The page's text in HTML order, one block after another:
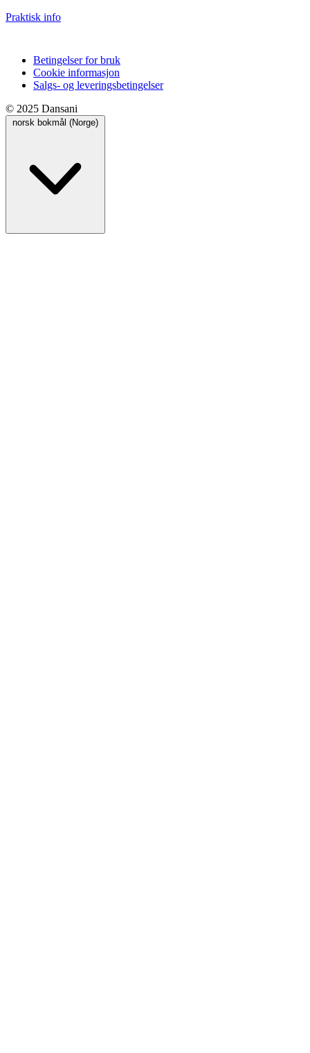
Praktisk info
Betingelser for bruk
Cookie informasjon
Salgs- og leveringsbetingelser
© 2025 Dansani
norsk bokmål (Norge)